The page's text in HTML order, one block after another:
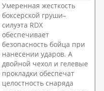
Умеренная жесткость
боксерской груши–
силуэта RDX
обеспечивает
безопасность бойца при
нанесении ударов. А
двойной чехол и гелевые
прокладки обеспечат
целостность снаряда